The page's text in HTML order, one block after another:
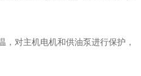
对主机电机和供油泵进行保护，